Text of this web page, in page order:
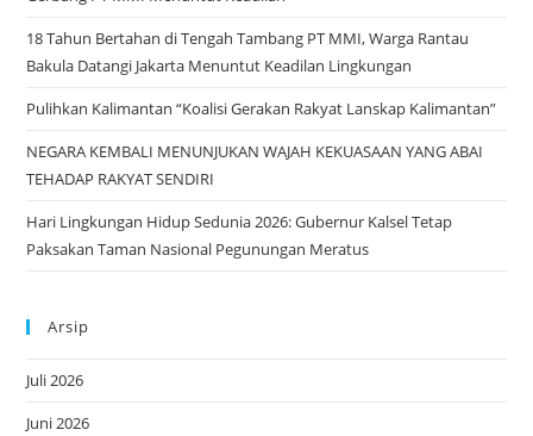
18 Tahun Bertahan di Tengah Tambang PT MMI, Warga Rantau
Bakula Datangi Jakarta Menuntut Keadilan Lingkungan
Pulihkan Kalimantan “Koalisi Gerakan Rakyat Lanskap Kalimantan”
NEGARA KEMBALI MENUNJUKAN WAJAH KEKUASAAN YANG ABAI
TEHADAP RAKYAT SENDIRI
Hari Lingkungan Hidup Sedunia 2026: Gubernur Kalsel Tetap
Paksakan Taman Nasional Pegunungan Meratus
Arsip
Juli 2026
Juni 2026